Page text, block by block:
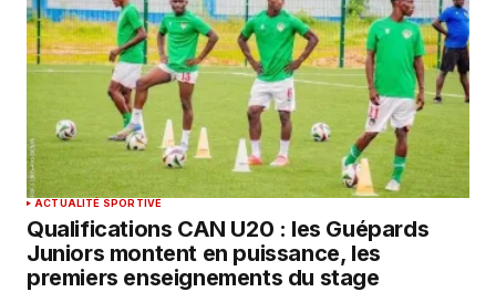
ACTUALITÉ SPORTIVE
Qualifications CAN U20 : les Guépards
Juniors montent en puissance, les
premiers enseignements du stage